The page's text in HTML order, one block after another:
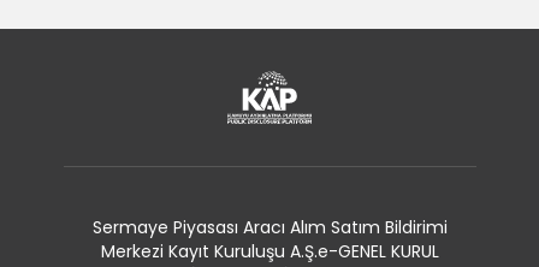
Sermaye Piyasası Aracı Alım Satım Bildirimi
Merkezi Kayıt Kuruluşu A.Ş.e-GENEL KURUL